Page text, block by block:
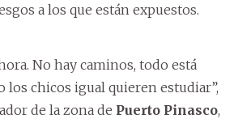
a los que están expuestos.
No hay caminos, todo está
los chicos igual quieren estudiar”,
de la zona de Puerto Pinasco,